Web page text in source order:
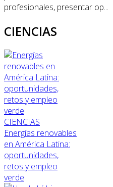
profesionales, presentar op...
CIENCIAS
CIENCIAS
Energías renovables
en América Latina:
oportunidades,
retos y empleo
verde